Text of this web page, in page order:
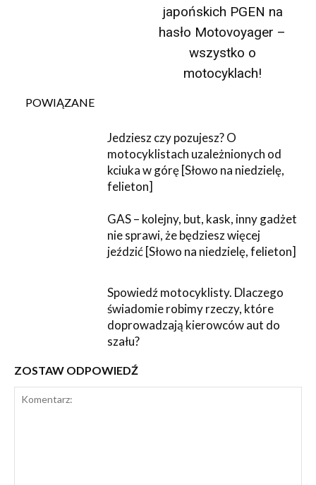
japońskich PGEN na
hasło Motovoyager –
wszystko o
motocyklach!
POWIĄZANE
Jedziesz czy pozujesz? O
motocyklistach uzależnionych od
kciuka w górę [Słowo na niedzielę,
felieton]
GAS – kolejny, but, kask, inny gadżet
nie sprawi, że będziesz więcej
jeździć [Słowo na niedzielę, felieton]
Spowiedź motocyklisty. Dlaczego
świadomie robimy rzeczy, które
doprowadzają kierowców aut do
szału?
ZOSTAW ODPOWIEDŹ